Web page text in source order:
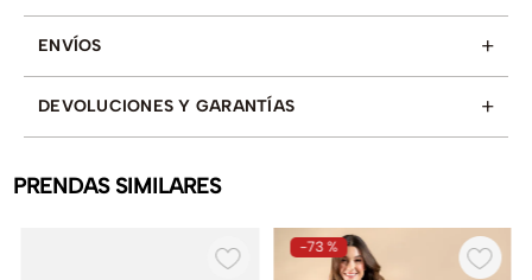
ENVÍOS +
DEVOLUCIONES Y GARANTÍAS +
PRENDAS SIMILARES
-73 %